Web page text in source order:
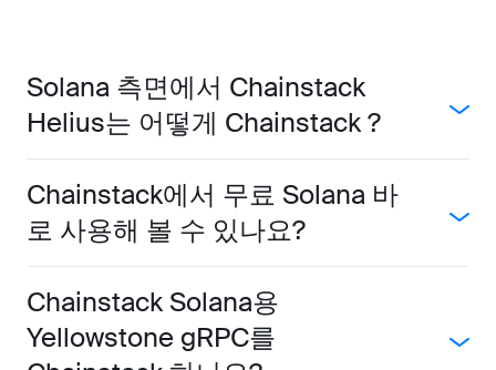
Solana 측면에서 Chainstack
Helius는 어떻게 Chainstack ?
Chainstack에서 무료 Solana 바
로 사용해 볼 수 있나요?
Chainstack Solana용
Yellowstone gRPC를